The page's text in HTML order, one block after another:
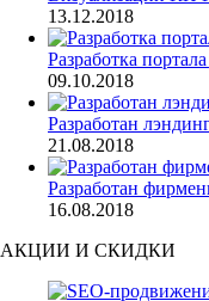
13.12.2018
Разработка
09.10.2018
Разработан
21.08.2018
Разработан
16.08.2018
АКЦИИ И СКИДКИ